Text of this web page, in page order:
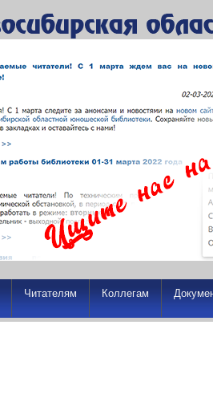
Читателям Коллегам